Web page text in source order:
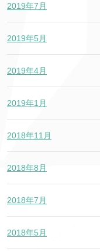
2019年7月
2019年5月
2019年4月
2019年1月
2018年11月
2018年8月
2018年7月
2018年5月